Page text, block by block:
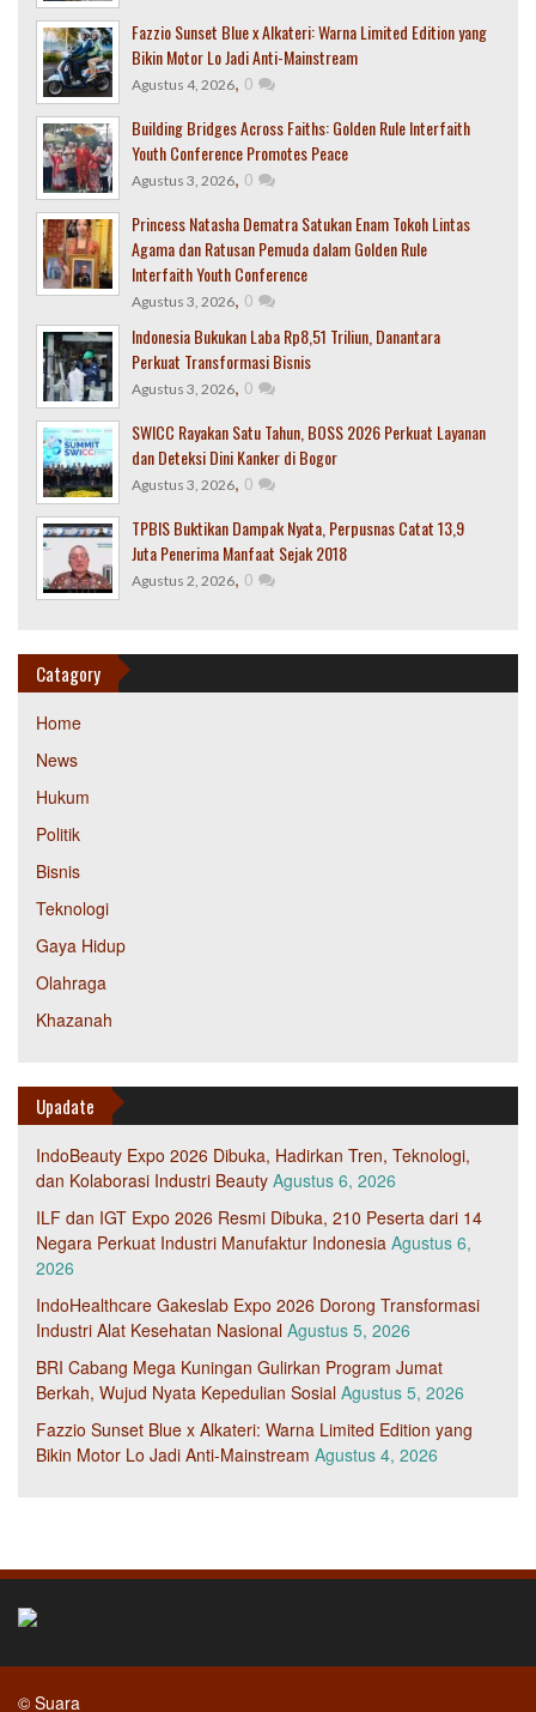
Fazzio Sunset Blue x Alkateri: Warna Limited Edition yang
Bikin Motor Lo Jadi Anti-Mainstream
Agustus 4, 2026, 0
Building Bridges Across Faiths: Golden Rule Interfaith
Youth Conference Promotes Peace
Agustus 3, 2026, 0
Princess Natasha Dematra Satukan Enam Tokoh Lintas
Agama dan Ratusan Pemuda dalam Golden Rule
Interfaith Youth Conference
Agustus 3, 2026, 0
Indonesia Bukukan Laba Rp8,51 Triliun, Danantara
Perkuat Transformasi Bisnis
Agustus 3, 2026, 0
SWICC Rayakan Satu Tahun, BOSS 2026 Perkuat Layanan
dan Deteksi Dini Kanker di Bogor
Agustus 3, 2026, 0
TPBIS Buktikan Dampak Nyata, Perpusnas Catat 13,9
Juta Penerima Manfaat Sejak 2018
Agustus 2, 2026, 0
Catagory
Home
News
Hukum
Politik
Bisnis
Teknologi
Gaya Hidup
Olahraga
Khazanah
Upadate
IndoBeauty Expo 2026 Dibuka, Hadirkan Tren, Teknologi,
dan Kolaborasi Industri Beauty Agustus 6, 2026
ILF dan IGT Expo 2026 Resmi Dibuka, 210 Peserta dari 14
Negara Perkuat Industri Manufaktur Indonesia Agustus 6,
2026
IndoHealthcare Gakeslab Expo 2026 Dorong Transformasi
Industri Alat Kesehatan Nasional Agustus 5, 2026
BRI Cabang Mega Kuningan Gulirkan Program Jumat
Berkah, Wujud Nyata Kepedulian Sosial Agustus 5, 2026
Fazzio Sunset Blue x Alkateri: Warna Limited Edition yang
Bikin Motor Lo Jadi Anti-Mainstream Agustus 4, 2026
© Suara